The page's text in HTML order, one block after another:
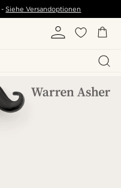
- Siehe Versandoptionen